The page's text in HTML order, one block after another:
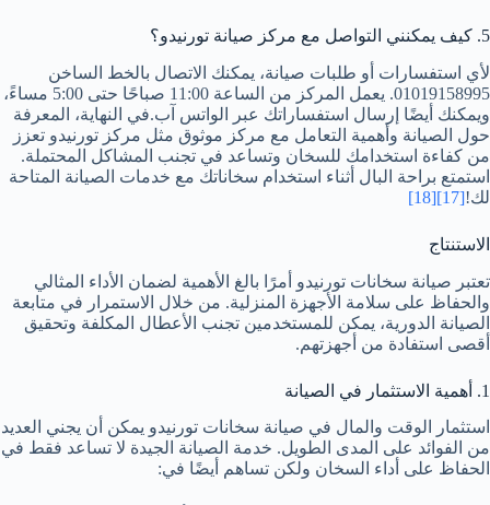
5. كيف يمكنني التواصل مع مركز صيانة تورنيدو؟
لأي استفسارات أو طلبات صيانة، يمكنك الاتصال بالخط الساخن
01019158995. يعمل المركز من الساعة 11:00 صباحًا حتى 5:00 مساءً،
ويمكنك أيضًا إرسال استفساراتك عبر الواتس آب.في النهاية، المعرفة
حول الصيانة وأهمية التعامل مع مركز موثوق مثل مركز تورنيدو تعزز
من كفاءة استخدامك للسخان وتساعد في تجنب المشاكل المحتملة.
استمتع براحة البال أثناء استخدام سخاناتك مع خدمات الصيانة المتاحة
لك![17]
[18]
الاستنتاج
تعتبر صيانة سخانات تورنيدو أمرًا بالغ الأهمية لضمان الأداء المثالي
والحفاظ على سلامة الأجهزة المنزلية. من خلال الاستمرار في متابعة
الصيانة الدورية، يمكن للمستخدمين تجنب الأعطال المكلفة وتحقيق
أقصى استفادة من أجهزتهم.
1. أهمية الاستثمار في الصيانة
استثمار الوقت والمال في صيانة سخانات تورنيدو يمكن أن يجني العديد
من الفوائد على المدى الطويل. خدمة الصيانة الجيدة لا تساعد فقط في
الحفاظ على أداء السخان ولكن تساهم أيضًا في: